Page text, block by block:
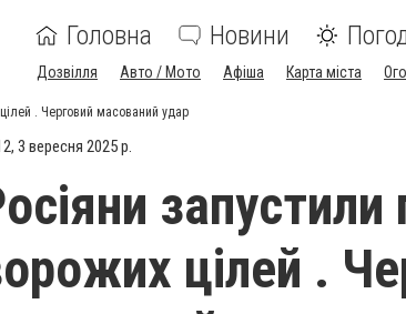
Головна Новини
Дозвілля Авто / Мото Афіша Карта міста
. Черговий масований удар
3 вересня 2025 р.
запустили
цілей .